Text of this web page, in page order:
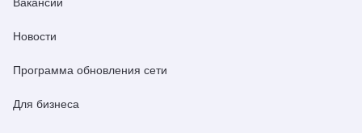
Новости
Программа обновления сети
Для бизнеса